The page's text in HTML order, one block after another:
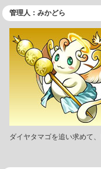
管理人：みかどら
ダイヤタマゴを追い求めて